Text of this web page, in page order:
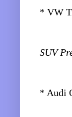
* VW
SUV
* Audi